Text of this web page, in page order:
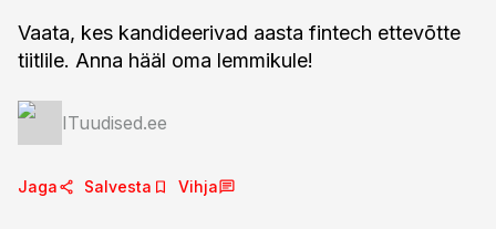
Vaata, kes kandideerivad aasta fintech ettevõtte
tiitlile. Anna hääl oma lemmikule!
ITuudised.ee
Jaga Salvesta Vihja